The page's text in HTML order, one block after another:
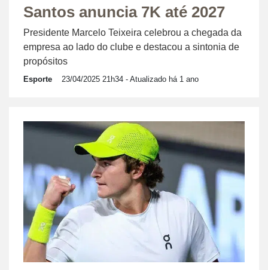
Santos anuncia 7K até 2027
Presidente Marcelo Teixeira celebrou a chegada da
empresa ao lado do clube e destacou a sintonia de
propósitos
Esporte 23/04/2025 21h34 - Atualizado há 1 ano